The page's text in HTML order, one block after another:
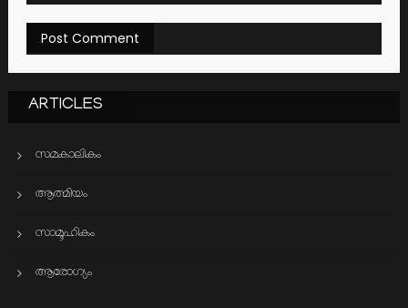
ARTICLES
സമകാലികം
ആത്മിയം
സാമൂഹികം
ആരോഗ്യം